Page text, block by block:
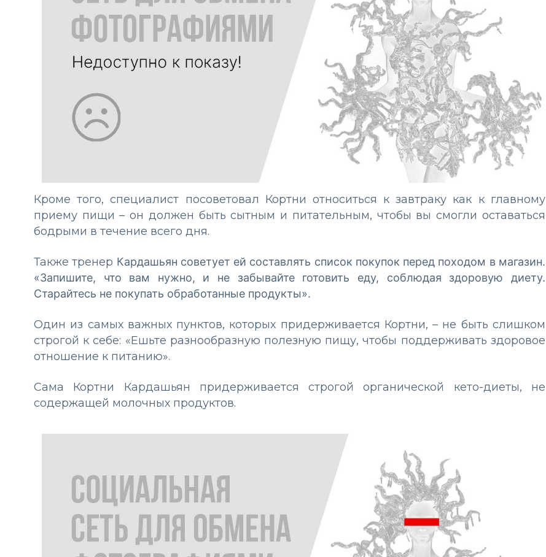
Кроме того, специалист посоветовал Кортни относиться к завтраку как к главному
приему пищи – он должен быть сытным и питательным, чтобы вы смогли оставаться
бодрыми в течение всего дня.
Также тренер Кардашьян советует ей составлять список покупок перед походом в магазин.
«Запишите, что вам нужно, и не забывайте готовить еду, соблюдая здоровую диету.
Старайтесь не покупать обработанные продукты».
Один из самых важных пунктов, которых придерживается Кортни, – не быть слишком
строгой к себе: «Ешьте разнообразную полезную пищу, чтобы поддерживать здоровое
отношение к питанию».
Сама Кортни Кардашьян придерживается строгой органической кето-диеты, не
содержащей молочных продуктов.